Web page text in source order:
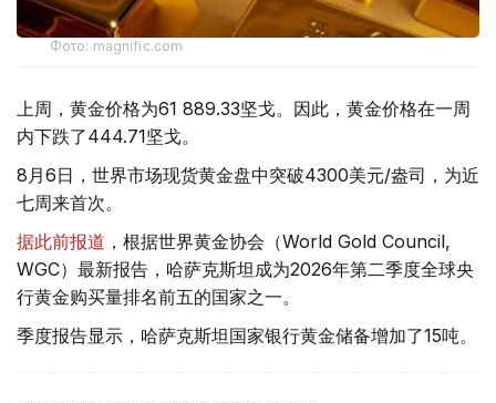
Фото: magnific.com
上周，黄金价格为61 889.33坚戈。因此，黄金价格在一周
内下跌了444.71坚戈。
8月6日，世界市场现货黄金盘中突破4300美元/盎司，为近
七周来首次。
据此前报道 ，根据世界黄金协会（World Gold Council,
WGC）最新报告，哈萨克斯坦成为2026年第二季度全球央
行黄金购买量排名前五的国家之一。
季度报告显示，哈萨克斯坦国家银行黄金储备增加了15吨。